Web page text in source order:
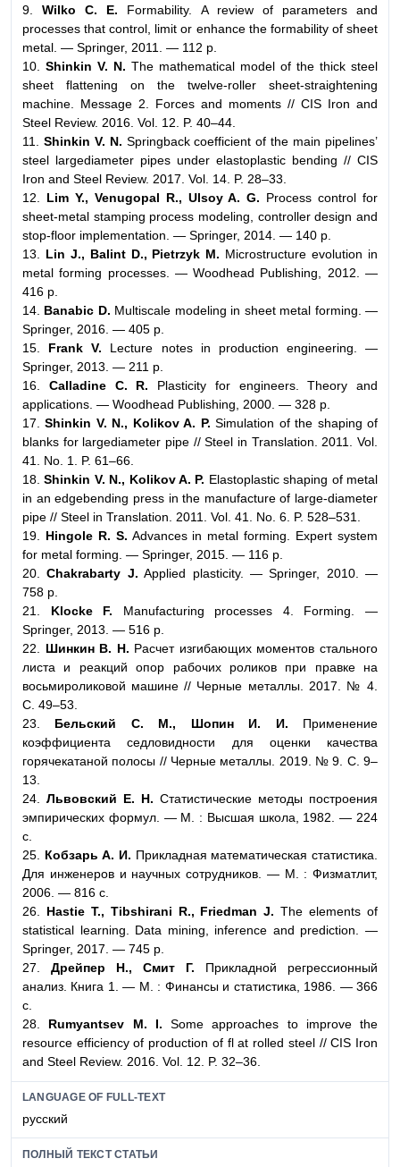
9.Wilko C. E. Formability. A review of parameters and
processes that control, limit or enhance the formability of sheet
metal. — Springer, 2011. — 112 p.
10. Shinkin V. N. The mathematical model of the thick steel
sheet flattening on the twelve-roller sheet-straightening
machine. Message 2. Forces and moments // CIS Iron and
Steel Review. 2016. Vol. 12. P. 40–44.
11.
Shinkin V. N. Springback coefficient of the main pipelines’
steel largediameter pipes under elastoplastic bending // CIS
Iron and Steel Review. 2017. Vol. 14. P. 28–33.
12. Lim Y., Venugopal R., Ulsoy A. G. Process control for
sheet-metal stamping process modeling, controller design and
stop-floor implementation. — Springer, 2014. — 140 p.
13. Lin J., Balint D., Pietrzyk M. Microstructure evolution in
metal forming processes. — Woodhead Publishing, 2012. —
416 p.
14. Banabic D. Multiscale modeling in sheet metal forming. —
Springer, 2016. — 405 p.
15. Frank V. Lecture notes in production engineering. —
Springer, 2013. — 211 p.
16. Calladine C. R. Plasticity for engineers. Theory and
applications. — Woodhead Publishing, 2000. — 328 p.
17.
Shinkin V. N., Kolikov A. P. Simulation of the shaping of
blanks for largediameter pipe // Steel in Translation. 2011. Vol.
41. No. 1. P. 61–66.
18.Shinkin V. N., Kolikov A. P. Elastoplastic shaping of metal
in an edgebending press in the manufacture of large-diameter
pipe // Steel in Translation. 2011. Vol. 41. No. 6. P. 528–531.
19. Hingole R. S. Advances in metal forming. Expert system
for metal forming. — Springer, 2015. — 116 p.
20.Chakrabarty J. Applied plasticity. — Springer, 2010. —
758 p.
21. Klocke F. Manufacturing processes 4. Forming. —
Springer, 2013. — 516 p.
22. Шинкин В. Н. Расчет изгибающих моментов стального
листа и реакций опор рабочих роликов при правке на
восьмироликовой машине // Черные металлы. 2017. № 4.
С. 49–53.
23. Бельский С. М., Шопин И. И. Применение
коэффициента седловидности для оценки качества
горячекатаной полосы // Черные металлы. 2019. № 9. С. 9–
13.
24. Львовский E. Н. Статистические методы построения
эмпирических формул. — М. : Высшая школа, 1982. — 224
с.
25. Кобзарь А. И. Прикладная математическая статистика.
Для инженеров и научных сотрудников. — М. : Физматлит,
2006. — 816 с.
26.
Hastie T., Tibshirani R., Friedman J. The elements of
statistical learning. Data mining, inference and prediction. —
Springer, 2017. — 745 p.
27. Дрейпер Н., Смит Г. Прикладной регрессионный
анализ. Книга 1. — М. : Финансы и статистика, 1986. — 366
с.
28.
Rumyantsev M. I. Some approaches to improve the
resource efficiency of production of fl at rolled steel // CIS Iron
and Steel Review. 2016. Vol. 12. P. 32–36.
LANGUAGE OF FULL-TEXT
русский
ПОЛНЫЙ ТЕКСТ СТАТЬИ